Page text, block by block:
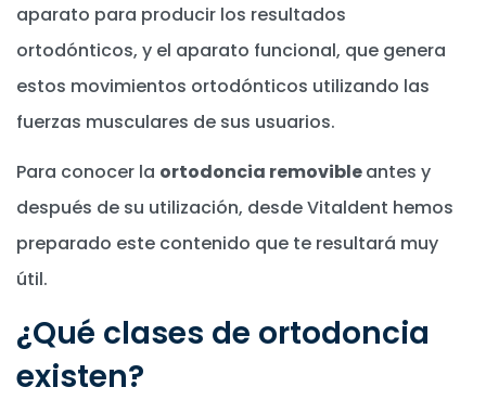
aparato para producir los resultados
ortodónticos, y el aparato funcional, que genera
estos movimientos ortodónticos utilizando las
fuerzas musculares de sus usuarios.
Para conocer la ortodoncia removibleantes y
después de su utilización, desde Vitaldent hemos
preparado este contenido que te resultará muy
útil.
¿Qué clases de ortodoncia
existen?